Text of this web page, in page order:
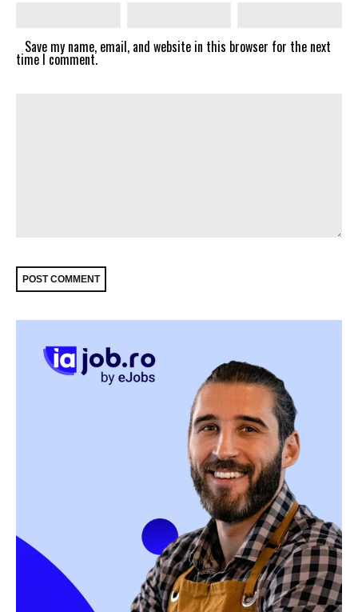
Save my name, email, and website in this browser for the next
time I comment.